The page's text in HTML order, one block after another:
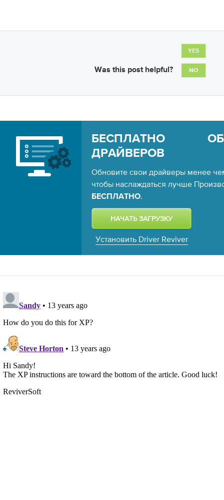
Was this post helpful?
YES
NO
БЕСПЛАТНО
ДРАЙВЕРОВ
Обновите свои драйверы менее
чтобы наслаждаться лучше
БЕСПЛАТНО.
Установить Driver Reviver